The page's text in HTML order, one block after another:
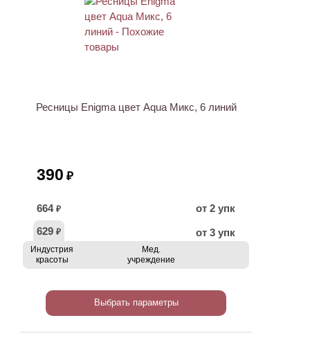
Ресницы Enigma цвет Aqua Микс, 6 линий
390 ₽
664 ₽
от 2 упк
629 ₽ от 3 упк
Индустрия
красоты
Мед.
учреждение
Выбрать параметры